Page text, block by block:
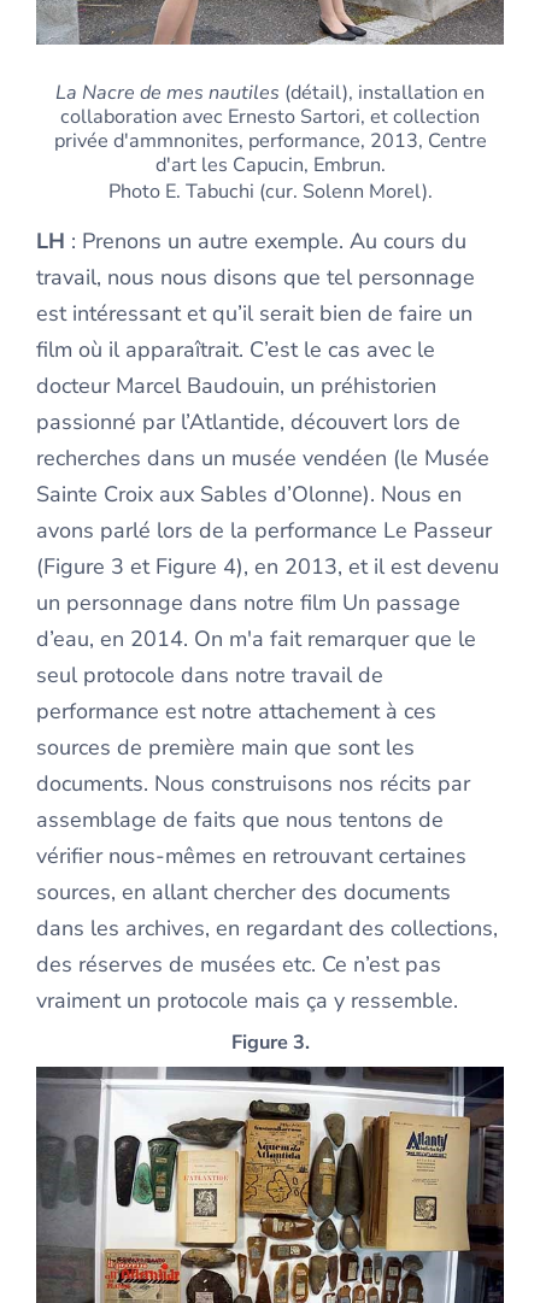
La Nacre de mes nautiles (détail), installation en
collaboration avec Ernesto Sartori, et collection
privée d'ammnonites, performance, 2013, Centre
d'art les Capucin, Embrun.
Photo E. Tabuchi (cur. Solenn Morel).
LH : Prenons un autre exemple. Au cours du
travail, nous nous disons que tel personnage
est intéressant et qu’il serait bien de faire un
film où il apparaîtrait. C’est le cas avec le
docteur Marcel Baudouin, un préhistorien
passionné par l’Atlantide, découvert lors de
recherches dans un musée vendéen (le Musée
Sainte Croix aux Sables d’Olonne). Nous en
avons parlé lors de la performance Le Passeur
(Figure 3 et Figure 4), en 2013, et il est devenu
un personnage dans notre film Un passage
d’eau, en 2014. On m'a fait remarquer que le
seul protocole dans notre travail de
performance est notre attachement à ces
sources de première main que sont les
documents. Nous construisons nos récits par
assemblage de faits que nous tentons de
vérifier nous-mêmes en retrouvant certaines
sources, en allant chercher des documents
dans les archives, en regardant des collections,
des réserves de musées etc. Ce n’est pas
vraiment un protocole mais ça y ressemble.
Figure 3.